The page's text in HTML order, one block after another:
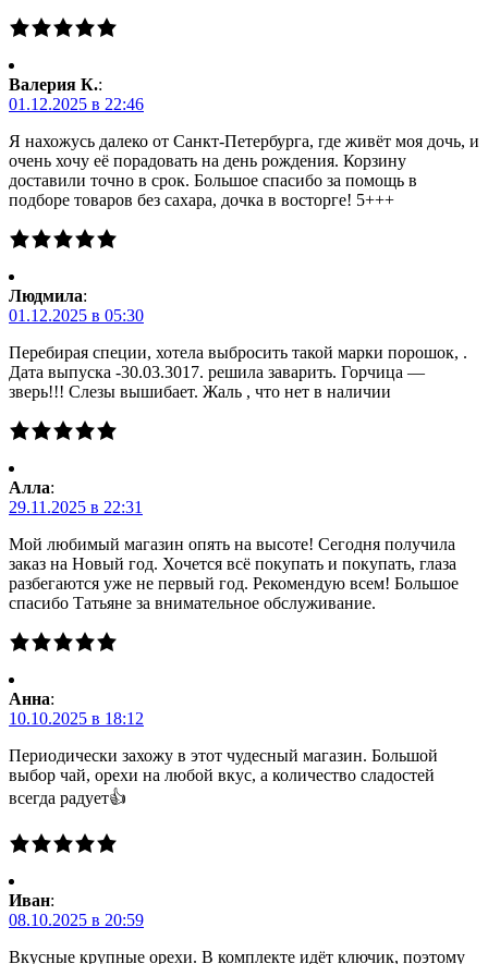
Валерия К.:
01.12.2025 в 22:46
Я нахожусь далеко от Санкт-Петербурга, где живёт моя дочь, и
очень хочу её порадовать на день рождения. Корзину
доставили точно в срок. Большое спасибо за помощь в
подборе товаров без сахара, дочка в восторге! 5+++
Людмила:
01.12.2025 в 05:30
Перебирая специи, хотела выбросить такой марки порошок, .
Дата выпуска -30.03.3017. решила заварить. Горчица —
зверь!!! Слезы вышибает. Жаль , что нет в наличии
Алла:
29.11.2025 в 22:31
Мой любимый магазин опять на высоте! Сегодня получила
заказ на Новый год. Хочется всё покупать и покупать, глаза
разбегаются уже не первый год. Рекомендую всем! Большое
спасибо Татьяне за внимательное обслуживание.
Анна:
10.10.2025 в 18:12
Периодически захожу в этот чудесный магазин. Большой
выбор чай, орехи на любой вкус, а количество сладостей
всегда радует👍
Иван:
08.10.2025 в 20:59
Вкусные крупные орехи. В комплекте идёт ключик, поэтому